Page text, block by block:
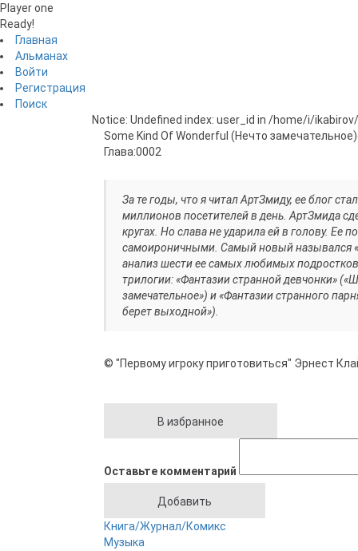
Player one
Ready!
Главная
Альманах
Войти
Регистрация
Поиск
Notice: Undefined index: user_id in /home/i/
Some Kind Of Wonderful (Нечто замечательное)
Глава:0002
За те годы, что я читал АртЗмиду, ее блог
миллионов посетителей в день. АртЗмида
кругах. Но слава не ударила ей в голову.
самоироничными. Самый новый назывался
анализ шести ее самых любимых
трилогии: «Фантазии странной девчонки»
замечательное») и «Фантазии странного
берет выходной»).
© "Первому игроку приготовиться" Эрнест
Оставьте комментарий
Книга/Журнал/Комикс
Музыка